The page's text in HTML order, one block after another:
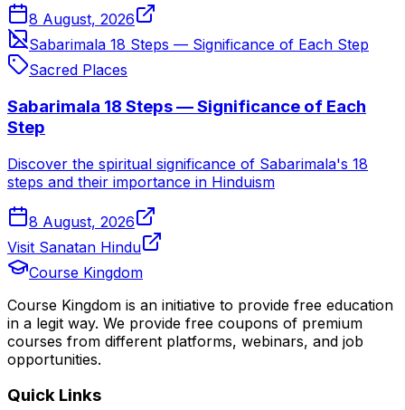
8 August, 2026
Sabarimala 18 Steps — Significance of Each Step
Sacred Places
Sabarimala 18 Steps — Significance of Each
Step
Discover the spiritual significance of Sabarimala's 18
steps and their importance in Hinduism
8 August, 2026
Visit Sanatan Hindu
Course Kingdom
Course Kingdom is an initiative to provide free education
in a legit way. We provide free coupons of premium
courses from different platforms, webinars, and job
opportunities.
Quick Links